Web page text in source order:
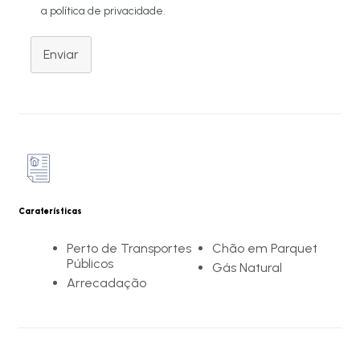
a política de privacidade.
Enviar
Caraterísticas
Perto de Transportes
Públicos
Arrecadação
Chão em Parquet
Gás Natural